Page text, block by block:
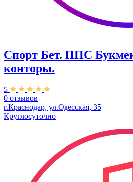
Спорт Бет. ППС
конторы.
5
0 отзывов
г.Краснодар, ул.Одесская, 35
Круглосуточно